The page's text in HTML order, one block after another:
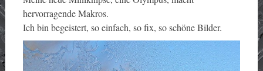
hervorragende Makros.
Ich bin begeistert, so einfach, so fix, so schöne Bilder.